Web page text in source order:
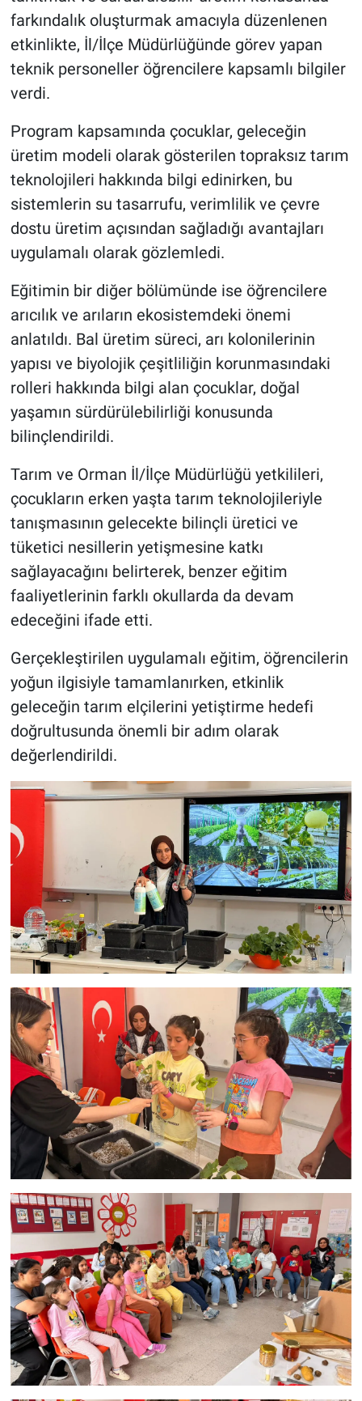
farkındalık oluşturmak amacıyla düzenlenen
etkinlikte, İl/İlçe Müdürlüğünde görev yapan
teknik personeller öğrencilere kapsamlı bilgiler
verdi.
Program kapsamında çocuklar, geleceğin
üretim modeli olarak gösterilen topraksız tarım
teknolojileri hakkında bilgi edinirken, bu
sistemlerin su tasarrufu, verimlilik ve çevre
dostu üretim açısından sağladığı avantajları
uygulamalı olarak gözlemledi.
Eğitimin bir diğer bölümünde ise öğrencilere
arıcılık ve arıların ekosistemdeki önemi
anlatıldı. Bal üretim süreci, arı kolonilerinin
yapısı ve biyolojik çeşitliliğin korunmasındaki
rolleri hakkında bilgi alan çocuklar, doğal
yaşamın sürdürülebilirliği konusunda
bilinçlendirildi.
Tarım ve Orman İl/İlçe Müdürlüğü yetkilileri,
çocukların erken yaşta tarım teknolojileriyle
tanışmasının gelecekte bilinçli üretici ve
tüketici nesillerin yetişmesine katkı
sağlayacağını belirterek, benzer eğitim
faaliyetlerinin farklı okullarda da devam
edeceğini ifade etti.
Gerçekleştirilen uygulamalı eğitim, öğrencilerin
yoğun ilgisiyle tamamlanırken, etkinlik
geleceğin tarım elçilerini yetiştirme hedefi
doğrultusunda önemli bir adım olarak
değerlendirildi.